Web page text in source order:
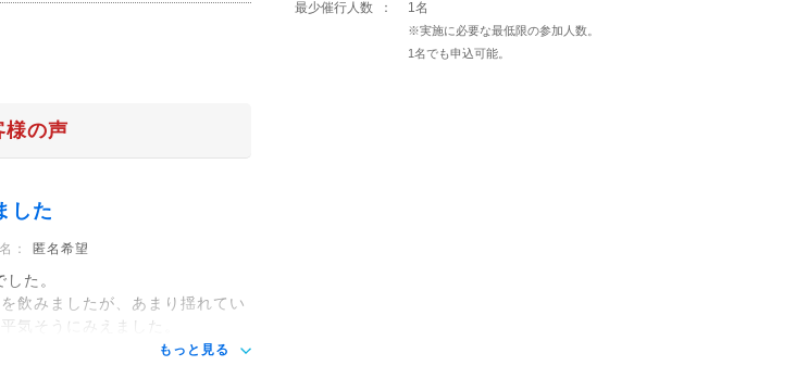
様の声
した
： 匿名希望
た。
飲みましたが、あまり揺れてい
気そうにみえました。
もっと見る
最少催行人数
： 1名
※実施に必要な最低限の参加人数。
1名でも申込可能。